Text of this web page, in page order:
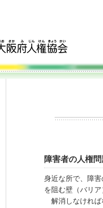
障害者の人権問
身近な所で、障
を阻む壁（バリ
解消しなければ